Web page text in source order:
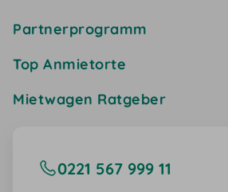
Partnerprogramm
Top Anmietorte
Mietwagen Ratgeber
0221 567 999 11